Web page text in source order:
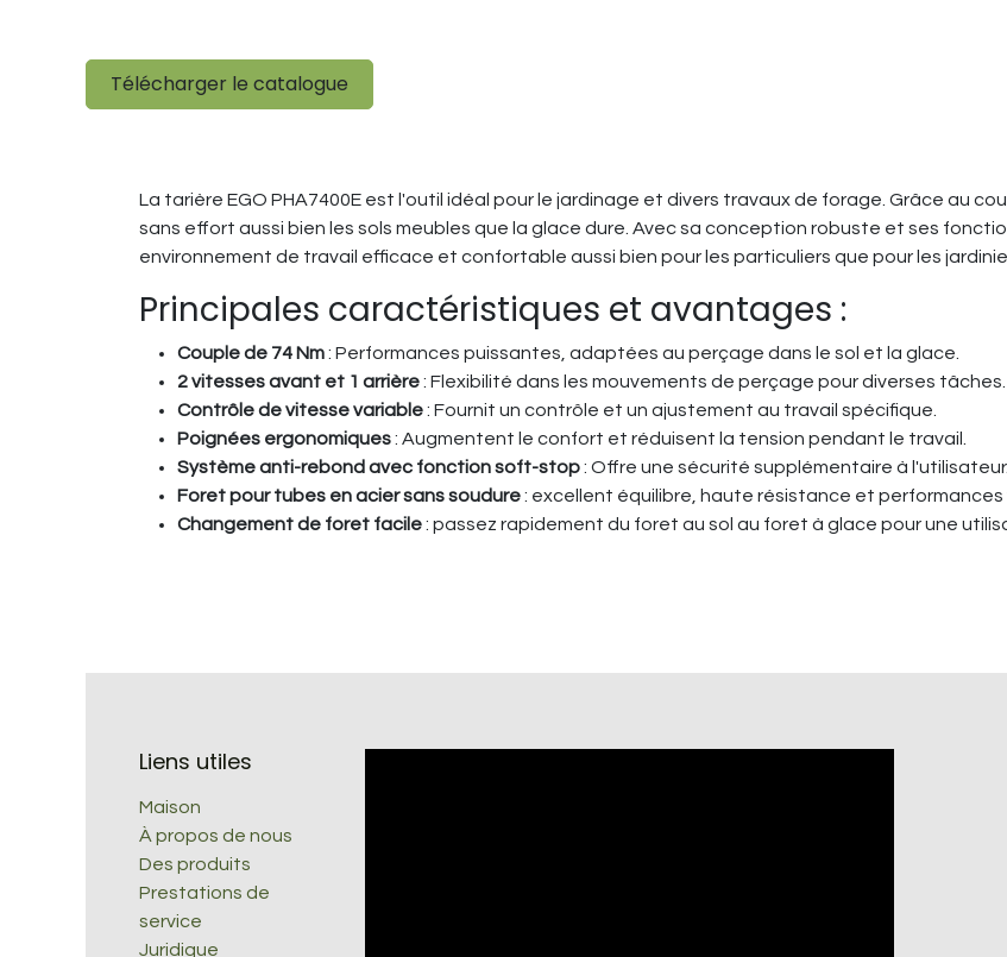
Télécharger le catalogue
La tarière EGO PHA7400E est l'outil idéal pour le jardinage et divers travaux de forage. Grâce au
sans effort aussi bien les sols meubles que la glace dure. Avec sa conception robuste et ses
environnement de travail efficace et confortable aussi bien pour les particuliers que pour les
Principales caractéristiques et avantages :
Couple de 74 Nm: Performances puissantes, adaptées au perçage dans le sol et la glace.
2 vitesses avant et 1 arrière: Flexibilité dans les mouvements de perçage pour diverses tâches.
Contrôle de vitesse variable: Fournit un contrôle et un ajustement au travail spécifique.
Poignées ergonomiques: Augmentent le confort et réduisent la tension pendant le travail.
Système anti-rebond avec fonction soft-stop: Offre une sécurité supplémentaire à l'utilisateur.
Foret pour tubes en acier sans soudure: excellent équilibre, haute résistance et performances
Changement de foret facile: passez rapidement du foret au sol au foret à glace pour une
Liens utiles
Maison
À propos de nous
Des produits
Prestations de
service
Juridique